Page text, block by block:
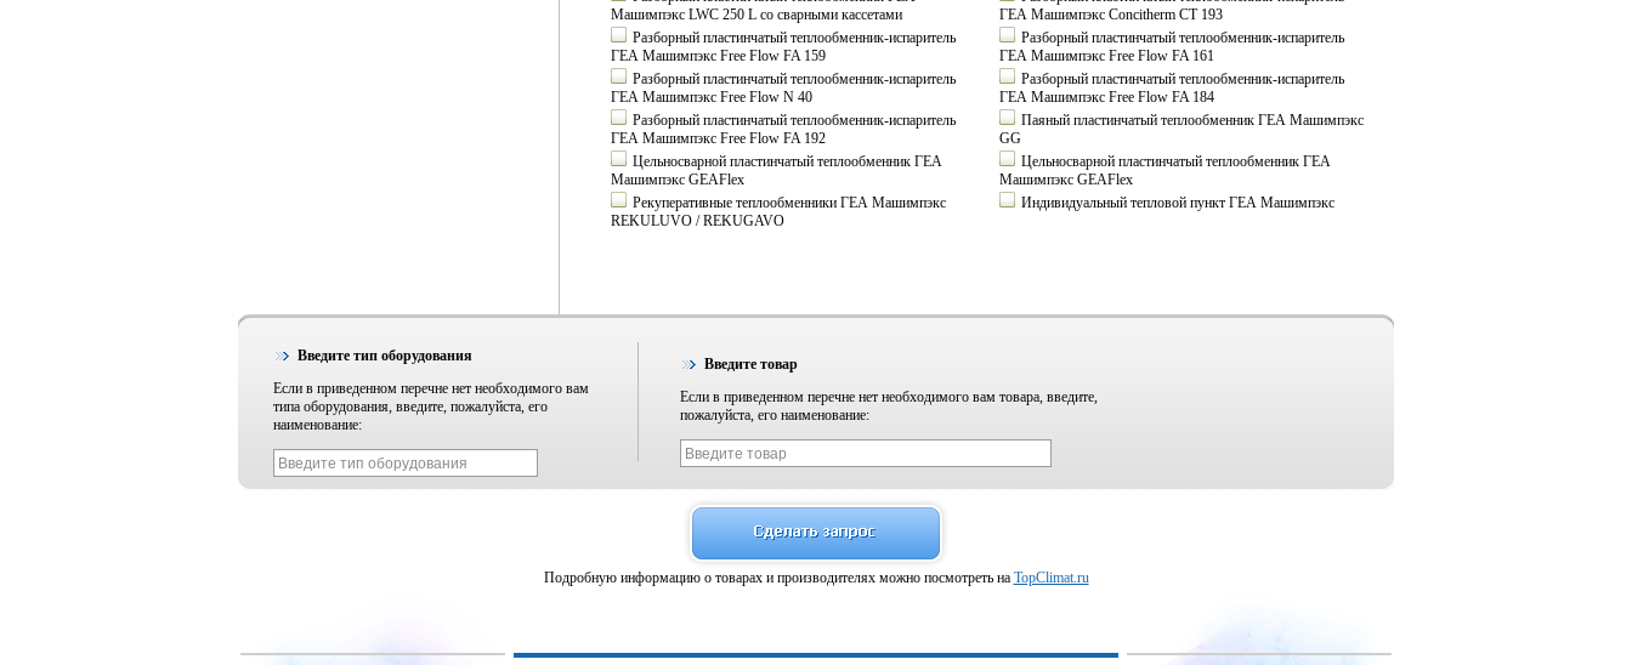
Машимпэкс LWC 250 L со сварными кассетами
ГЕА Машимпэкс Concitherm CT 193
Разборный пластинчатый теплообменник-испаритель
ГЕА Машимпэкс Free Flow FA 159
Разборный пластинчатый теплообменник-испаритель
ГЕА Машимпэкс Free Flow FA 161
Разборный пластинчатый теплообменник-испаритель
ГЕА Машимпэкс Free Flow N 40
Разборный пластинчатый теплообменник-испаритель
ГЕА Машимпэкс Free Flow FA 184
Разборный пластинчатый теплообменник-испаритель
ГЕА Машимпэкс Free Flow FA 192
Паяный пластинчатый теплообменник ГЕА Машимпэкс
GG
Цельносварной пластинчатый теплообменник ГЕА
Машимпэкс GEAFlex
Цельносварной пластинчатый теплообменник ГЕА
Машимпэкс GEAFlex
Рекуперативные теплообменники ГЕА Машимпэкс
REKULUVO / REKUGAVO
Индивидуальный тепловой пункт ГЕА Машимпэкс
Введите тип оборудования
Если в приведенном перечне нет необходимого вам
типа оборудования, введите, пожалуйста, его
наименование:
Введите товар
Если в приведенном перечне нет необходимого вам товара, введите,
пожалуйста, его наименование:
Подробную информацию о товарах и производителях можно посмотреть на TopClimat.ru